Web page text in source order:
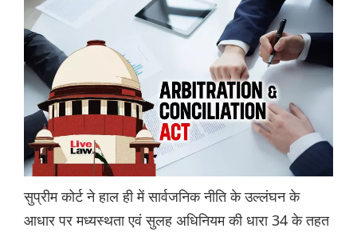
सुप्रीम कोर्ट ने हाल ही में सार्वजनिक नीति के उल्लंघन के
आधार पर मध्यस्थता एवं सुलह अधिनियम की धारा 34 के तहत